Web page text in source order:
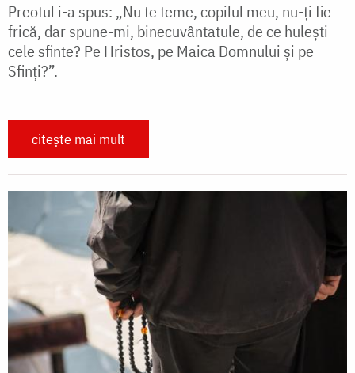
Preotul i-a spus: „Nu te teme, copilul meu, nu-ți fie
frică, dar spune-mi, binecuvântatule, de ce hulești
cele sfinte? Pe Hristos, pe Maica Domnului și pe
Sfinți?”.
citește mai mult